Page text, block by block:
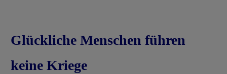
Glückliche Menschen führen
keine Kriege